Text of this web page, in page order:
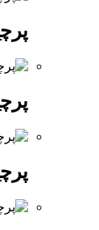
پرچم
پرچم
پرچم دستی